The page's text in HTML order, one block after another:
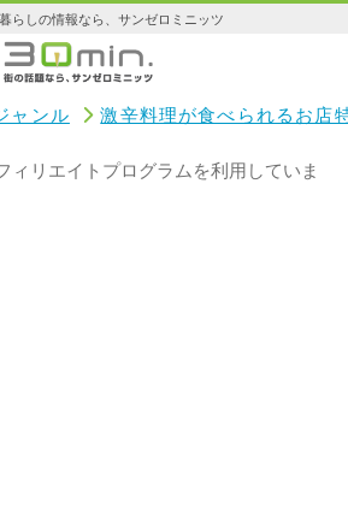
らしの情報なら、サンゼロミニッツ
ャンル 激辛料理が食べられるお店
ィリエイトプログラムを利用していま